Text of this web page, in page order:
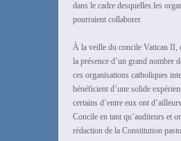
dans le cadre desquelles les
pourraient collaborer.
À la veille du concile Vatican II,
la présence d’un grand nombre
ces organisations catholiques
bénéficient d’une solide
certains d’entre eux ont
Concile en tant qu’auditeurs et
rédaction de la Constitution